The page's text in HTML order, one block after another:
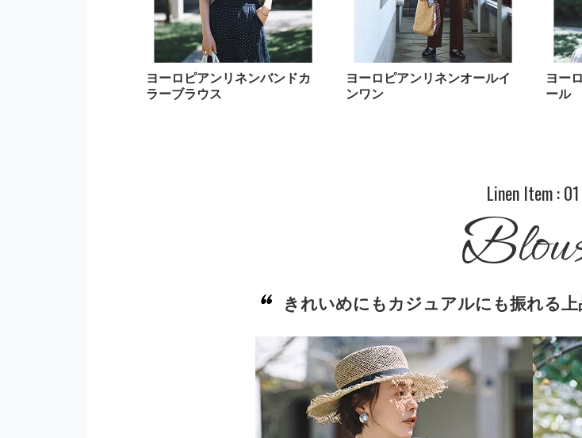
ヨーロピアンリネンバンドカ
ラーブラウス
ヨーロピアンリネンオールイ
ンワン
ヨー
ール
Linen Item : 01
きれいめにもカジュアルにも振れる